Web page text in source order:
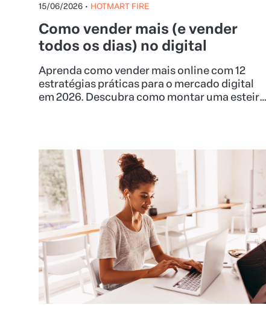
15/06/2026 • HOTMART FIRE
Como vender mais (e vender
todos os dias) no digital
Aprenda como vender mais online com 12
estratégias práticas para o mercado digital
em 2026. Descubra como montar uma esteira